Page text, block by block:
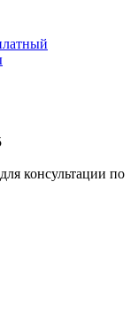
консультации по